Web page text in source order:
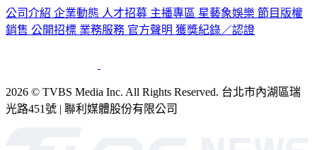
公司介紹 企業動態 人才招募 主播專區 星藝象娛樂 節目版權
銷售 公開招標 業務服務 官方聲明 獲獎紀錄／認證
2026 © TVBS Media Inc. All Rights Reserved. 台北市內湖區瑞
光路451號 | 聯利媒體股份有限公司